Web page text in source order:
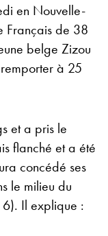
en Nouvelle-
Français de 38
belge Zizou
à 25
et a pris le
flanché et a été
concédé ses
le milieu du
6). Il explique :